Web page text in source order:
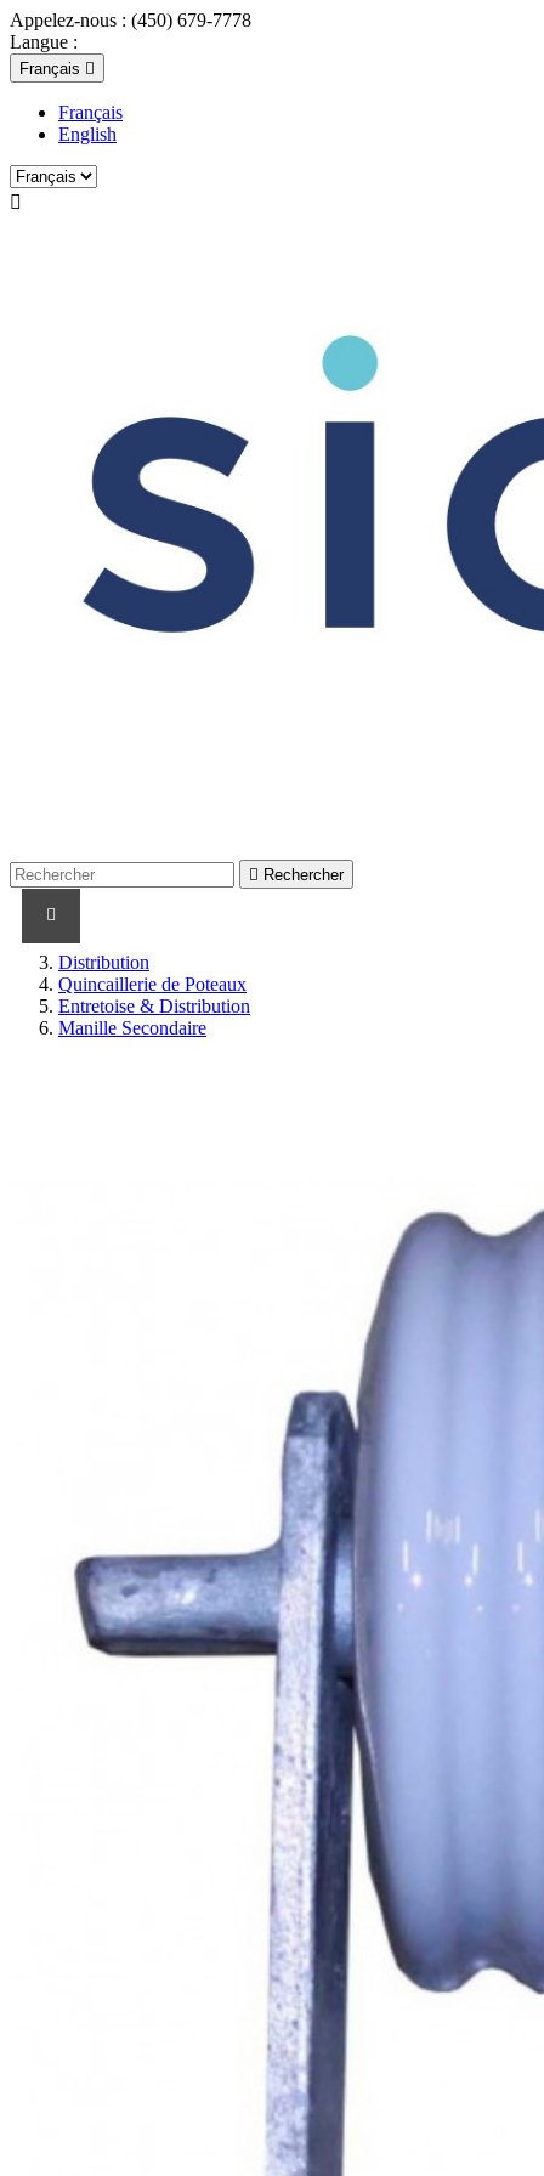
Appelez-nous : (450) 679-7778
Langue :
Français 
Français
English

 Rechercher
Distribution
Quincaillerie de Poteaux
Entretoise & Distribution
Manille Secondaire